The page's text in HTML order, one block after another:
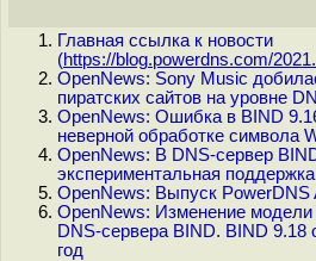
Главная ссылка к новости
(https://blog.powerdns.com/
OpenNews: Sony Music
пиратских сайтов на уровне
OpenNews: Ошибка в BIND
неверной обработке символа
OpenNews: В DNS-сервер
экспериментальная
OpenNews: Выпуск PowerDNS
OpenNews: Изменение
DNS-сервера BIND. BIND
год